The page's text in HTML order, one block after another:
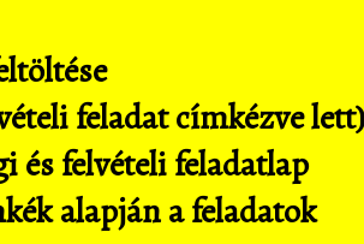
feladat címkézve lett)
és felvételi feladatlap
alapján a feladatok